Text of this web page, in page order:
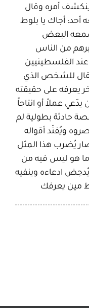
أمره وقال
أجاك يا بلوط
البعض
من الناس
الفلسطينيين
تقال للشخص الذي
يعرفه على حقيقته
عملاً أو انتاجاً
حادثة بطولية لم
ويُفنّد أقواله
يُضرب هذا المثل
ما هو ليس فيه من
ادعاءه وينفيه
مين يعرفك